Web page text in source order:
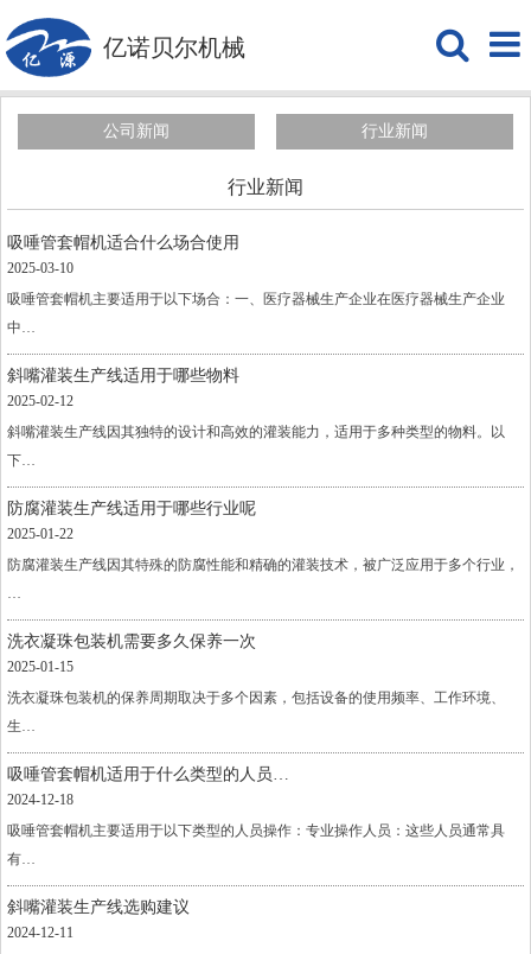
亿诺贝尔机械
公司新闻 行业新闻
行业新闻
吸唾管套帽机适合什么场合使用
2025-03-10
吸唾管套帽机主要适用于以下场合：一、医疗器械生产企业在医疗器械生产企业
中…
斜嘴灌装生产线适用于哪些物料
2025-02-12
斜嘴灌装生产线因其独特的设计和高效的灌装能力，适用于多种类型的物料。以
下…
防腐灌装生产线适用于哪些行业呢
2025-01-22
防腐灌装生产线因其特殊的防腐性能和精确的灌装技术，被广泛应用于多个行业，
…
洗衣凝珠包装机需要多久保养一次
2025-01-15
洗衣凝珠包装机的保养周期取决于多个因素，包括设备的使用频率、工作环境、
生…
吸唾管套帽机适用于什么类型的人员…
2024-12-18
吸唾管套帽机主要适用于以下类型的人员操作：专业操作人员：这些人员通常具
有…
斜嘴灌装生产线选购建议
2024-12-11